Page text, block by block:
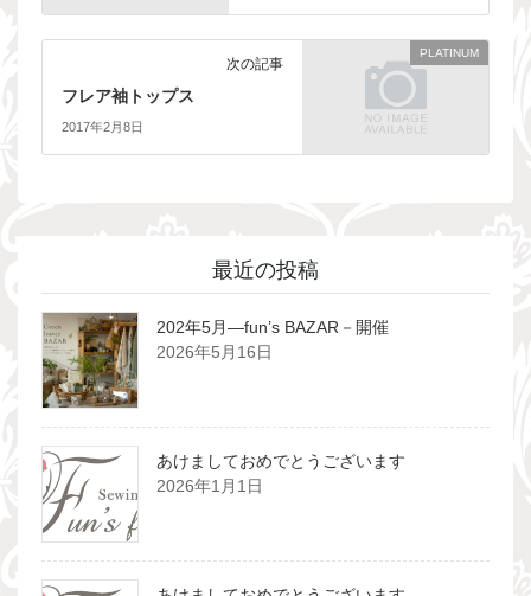
PLATINUM
次の記事
フレア袖トップス
2017年2月8日
最近の投稿
202年5月―fun’s BAZAR－開催
2026年5月16日
あけましておめでとうございます
2026年1月1日